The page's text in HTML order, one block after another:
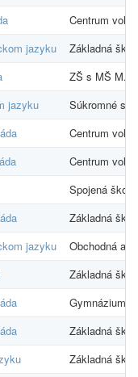
Centrum
jazyku
Základná
ZŠ s MŠ
jazyku
Súkromné
Centrum
Centrum
Spojená
Základná
jazyku
Obchodná
Základná
Gymnázium
Základná
Základná